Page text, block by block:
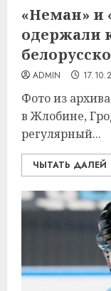
«Неман» и
одержали
ADMIN
Фото из
в Жлобине,
регулярный...
ЧЫТАТЬ ДАЛЕЙ